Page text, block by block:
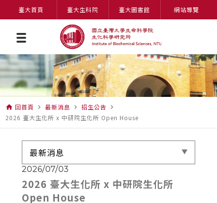
臺大首頁 臺大生科院 臺大圖書館 網站導覽
home 回首頁 navigate_next 最新消息 navigate_next 招生公告 navigate_next
2026 臺大生化所 x 中研院生化所 Open House
最新消息
2026/07/03
2026 臺大生化所 x 中研院生化所
Open House